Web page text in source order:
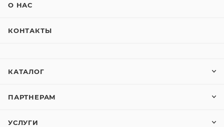
О НАС
КОНТАКТЫ
КАТАЛОГ
ПАРТНЕРАМ
УСЛУГИ